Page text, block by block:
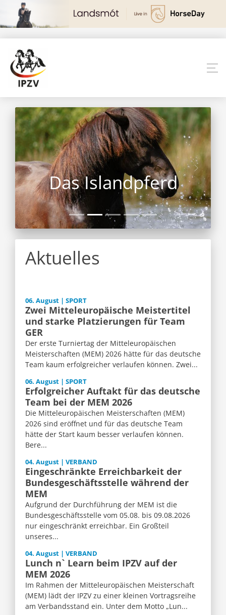
Das Islandpferd
Aktuelles
06. August | SPORT
Zwei Mitteleuropäische Meistertitel
und starke Platzierungen für Team
GER
Der erste Turniertag der Mitteleuropäischen
Meisterschaften (MEM) 2026 hätte für das deutsche
Team kaum erfolgreicher verlaufen können. Zwei...
06. August | SPORT
Erfolgreicher Auftakt für das deutsche
Team bei der MEM 2026
Die Mitteleuropäischen Meisterschaften (MEM)
2026 sind eröffnet und für das deutsche Team
hätte der Start kaum besser verlaufen können.
Bere...
04. August | VERBAND
Eingeschränkte Erreichbarkeit der
Bundesgeschäftsstelle während der
MEM
Aufgrund der Durchführung der MEM ist die
Bundesgeschäftsstelle vom 05.08. bis 09.08.2026
nur eingeschränkt erreichbar. Ein Großteil
unseres...
04. August | VERBAND
Lunch n` Learn beim IPZV auf der
MEM 2026
Im Rahmen der Mitteleuropäischen Meisterschaft
(MEM) lädt der IPZV zu einer kleinen Vortragsreihe
am Verbandsstand ein. Unter dem Motto „Lun...